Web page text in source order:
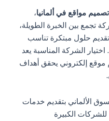
مواقع في ألمانيا،
تجمع بين الخبرة الطويلة،
حلول مبتكرة تناسب
الشركة المناسبة يعد
إلكتروني يحقق أهداف
الألماني بتقديم خدمات
الكبيرة